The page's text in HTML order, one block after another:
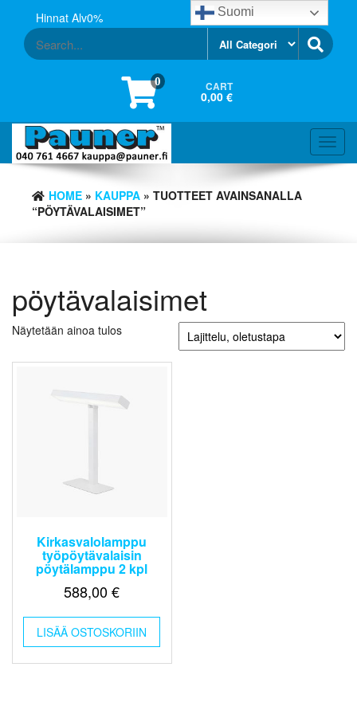
content
Hinnat Alv0%
0 CART
0,00 €
HOME » KAUPPA » TUOTTEET AVAINSANALLA
“PÖYTÄVALAISIMET”
pöytävalaisimet
Näytetään ainoa tulos
Kirkasvalolamppu
työpöytävalaisin
pöytälamppu 2 kpl
588,00€
LISÄÄ OSTOSKORIIN
Suomi